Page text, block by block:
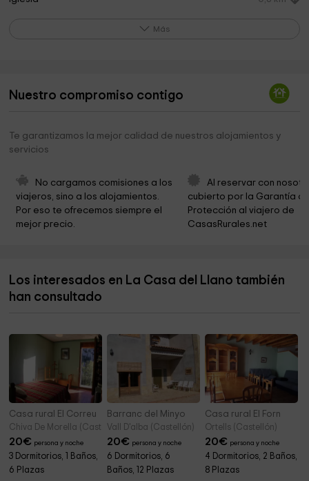
Convento Agustinas Ermitañas 5,5 km
Parròquia de les Neus
Iglesia parroquial 5,6 km
Ayuntamiento de la Mata de Morella 5,6 km
Penya-Roja Gallery
Iglesia Parroquial de Santa Margarita 5,6 km
Ayuntamiento De La Cuba 6,3 km
Más
Nuestro compromiso contigo
Te garantizamos la mejor calidad de nuestros alojamientos y
servicios
No cargamos comisiones a los
viajeros, sino a los alojamientos.
Por eso te ofrecemos siempre el
mejor precio.
Al reservar con
cubierto por la Garantía
Protección al viajero de
CasasRurales.net
Los interesados en La Casa del Llano también
han consultado
Casa rural El Correu
Chiva De Morella (Castellón)
20€ persona y noche
3 Dormitorios, 1 Baños,
6 Plazas
Barranc del Minyo
Vall D'alba (Castellón)
20€ persona y noche
6 Dormitorios, 6
Baños, 12 Plazas
Casa rural El Forn
Ortells (Castellón)
20€ persona y noche
4 Dormitorios, 2 Baños,
8 Plazas